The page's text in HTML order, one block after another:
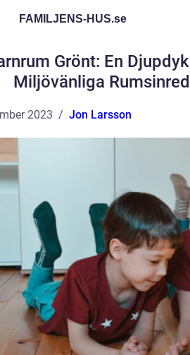
FAMILJENS-HUS.se
Grönt: En
Miljövänliga
2023 Jon Larsson